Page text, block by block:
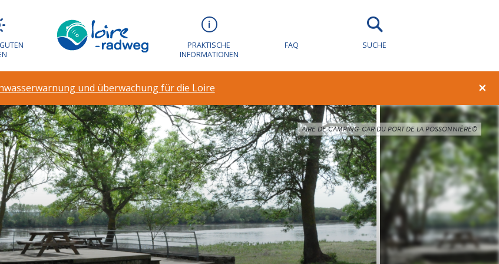
PRAKTISCHE
INFORMATIONEN
FAQ SUCHE
×
und überwachung für die Loire
AIRE DE CAMPING-CAR DU PORT DE LA POSSONNIÈRE©